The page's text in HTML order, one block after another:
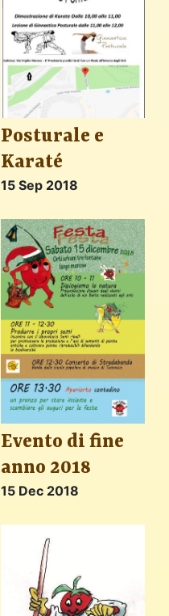
Posturale e
Karaté
15 Sep 2018
Evento di fine
anno 2018
15 Dec 2018